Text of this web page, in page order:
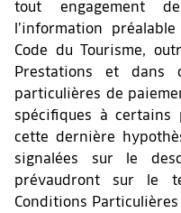
tout engagement
l’information
Code du Tourisme,
Prestations et dans
particulières de
spécifiques à certains
cette dernière
signalées sur le
prévaudront sur le
Conditions